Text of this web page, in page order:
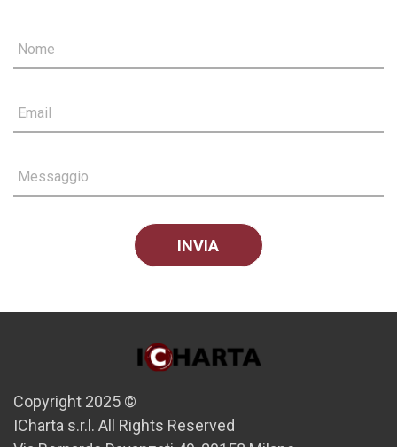
Nome
Email
Messaggio
Copyright 2025 ©
ICharta s.r.l. All Rights Reserved